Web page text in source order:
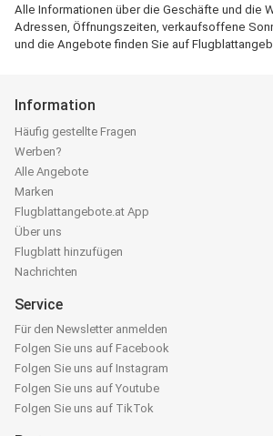
Alle Informationen über die Geschäfte und die
Adressen, Öffnungszeiten, verkaufsoffene
und die Angebote finden Sie auf
Information
Häufig gestellte Fragen
Werben?
Alle Angebote
Marken
Flugblattangebote.at App
Über uns
Flugblatt hinzufügen
Nachrichten
Service
Für den Newsletter anmelden
Folgen Sie uns auf Facebook
Folgen Sie uns auf Instagram
Folgen Sie uns auf Youtube
Folgen Sie uns auf TikTok